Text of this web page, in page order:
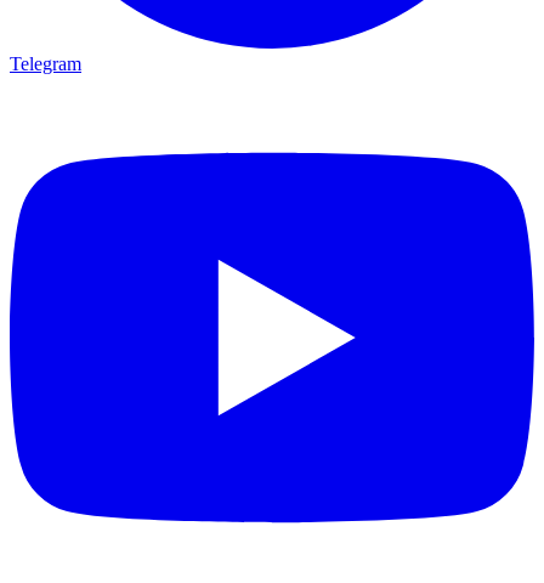
Telegram